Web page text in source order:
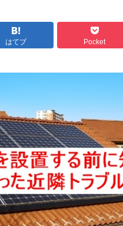
はてブ Pocket